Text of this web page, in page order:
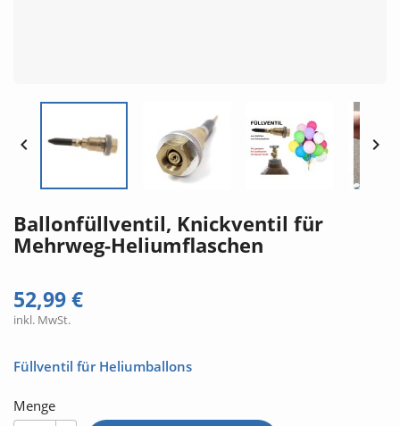
 
Ballonfüllventil, Knickventil für
Mehrweg-Heliumflaschen
52,99 €
inkl. MwSt.
Füllventil für Heliumballons
Menge